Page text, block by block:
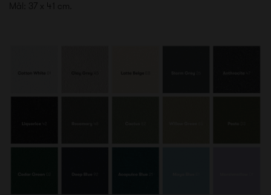
Mål: 37 x 41 cm.